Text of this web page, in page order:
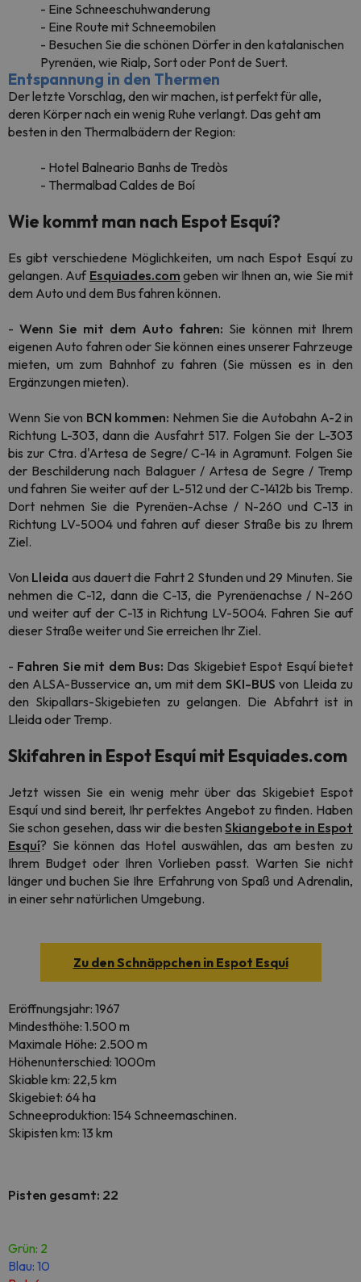
- Eine Schneeschuhwanderung
- Eine Route mit Schneemobilen
- Besuchen Sie die schönen Dörfer in den katalanischen
Pyrenäen, wie Rialp, Sort oder Pont de Suert.
Entspannung in den Thermen
Der letzte Vorschlag, den wir machen, ist perfekt für alle,
deren Körper nach ein wenig Ruhe verlangt. Das geht am
besten in den Thermalbädern der Region:
- Hotel Balneario Banhs de Tredòs
- Thermalbad Caldes de Boí
Wie kommt man nach Espot Esquí?
Es gibt verschiedene Möglichkeiten, um nach Espot Esquí zu
gelangen. Auf Esquiades.com geben wir Ihnen an, wie Sie mit
dem Auto und dem Bus fahren können.
- Wenn Sie mit dem Auto fahren: Sie können mit Ihrem
eigenen Auto fahren oder Sie können eines unserer Fahrzeuge
mieten, um zum Bahnhof zu fahren (Sie müssen es in den
Ergänzungen mieten).
Wenn Sie von BCN kommen: Nehmen Sie die Autobahn A-2 in
Richtung L-303, dann die Ausfahrt 517. Folgen Sie der L-303
bis zur Ctra. d'Artesa de Segre/ C-14 in Agramunt. Folgen Sie
der Beschilderung nach Balaguer / Artesa de Segre / Tremp
und fahren Sie weiter auf der L-512 und der C-1412b bis Tremp.
Dort nehmen Sie die Pyrenäen-Achse / N-260 und C-13 in
Richtung LV-5004 und fahren auf dieser Straße bis zu Ihrem
Ziel.
Von Lleida aus dauert die Fahrt 2 Stunden und 29 Minuten. Sie
nehmen die C-12, dann die C-13, die Pyrenäenachse / N-260
und weiter auf der C-13 in Richtung LV-5004. Fahren Sie auf
dieser Straße weiter und Sie erreichen Ihr Ziel.
- Fahren Sie mit dem Bus: Das Skigebiet Espot Esquí bietet
den ALSA-Busservice an, um mit dem SKI-BUS von Lleida zu
den Skipallars-Skigebieten zu gelangen. Die Abfahrt ist in
Lleida oder Tremp.
Skifahren in Espot Esquí mit Esquiades.com
Jetzt wissen Sie ein wenig mehr über das Skigebiet Espot
Esquí und sind bereit, Ihr perfektes Angebot zu finden. Haben
Sie schon gesehen, dass wir die bestenSkiangebote in Espot
Esquí? Sie können das Hotel auswählen, das am besten zu
Ihrem Budget oder Ihren Vorlieben passt. Warten Sie nicht
länger und buchen Sie Ihre Erfahrung von Spaß und Adrenalin,
in einer sehr natürlichen Umgebung.
Zu den Schnäppchen in Espot Esquí
Eröffnungsjahr: 1967
Mindesthöhe: 1.500 m
Maximale Höhe: 2.500 m
Höhenunterschied: 1000m
Skiable km: 22,5 km
Skigebiet: 64 ha
Schneeproduktion: 154 Schneemaschinen.
Skipisten km: 13 km
Pisten gesamt: 22
Grün: 2
Blau: 10